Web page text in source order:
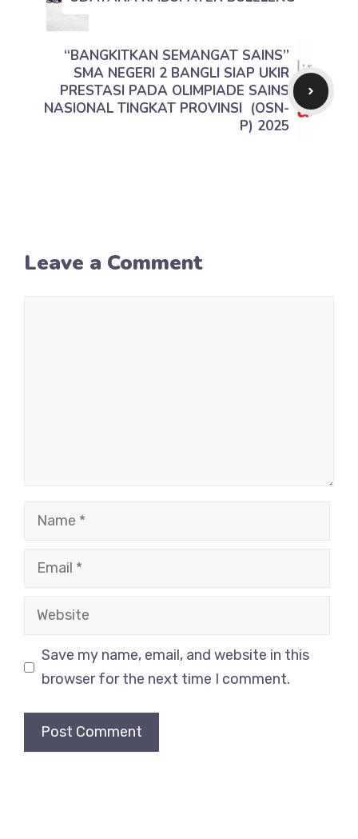
“BANGKITKAN SEMANGAT SAINS”
SMA NEGERI 2 BANGLI SIAP UKIR
PRESTASI PADA OLIMPIADE SAINS
NASIONAL TINGKAT PROVINSI (OSN-
P) 2025
Leave a Comment
Name
Email
Website
Save my name, email, and website in this
browser for the next time I comment.